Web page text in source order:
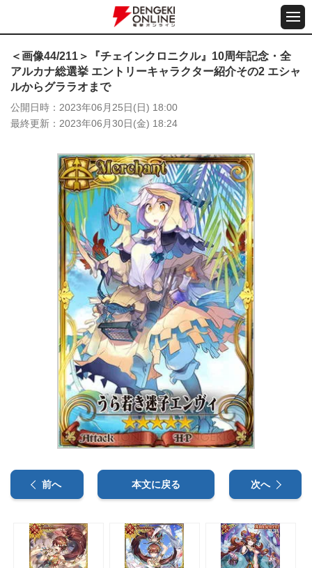
＜画像44/211＞『チェインクロニクル』10周年記念・全
アルカナ総選挙 エントリーキャラクター紹介その2 エシャ
ルからグララオまで
公開日時
2023年06月25日(日) 18:00
最終更新
2023年06月30日(金) 18:24
前へ 本文に戻る 次へ